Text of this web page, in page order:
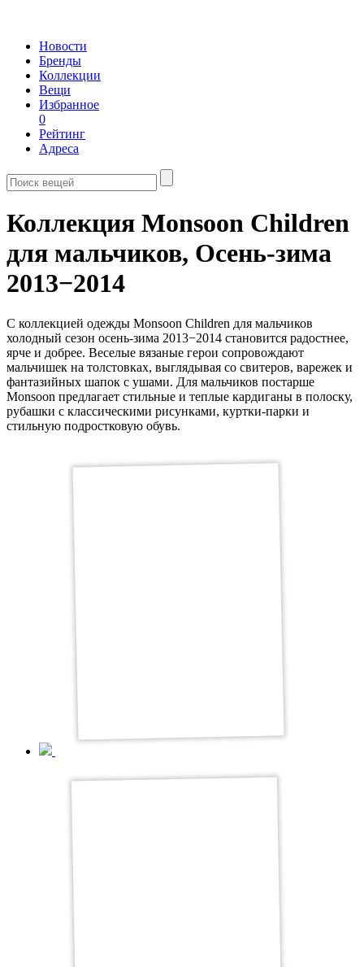
Новости
Бренды
Коллекции
Вещи
Избранное
0
Рейтинг
Адреса
Коллекция Monsoon Children
для мальчиков, Осень-зима
2013−2014
С коллекцией одежды Monsoon Children для мальчиков
холодный сезон осень-зима 2013−2014 становится радостнее,
ярче и добрее. Веселые вязаные герои сопровождают
мальчишек на толстовках, выглядывая со свитеров, варежек и
фантазийных шапок с ушами. Для мальчиков постарше
Monsoon предлагает стильные и теплые кардиганы в полоску,
рубашки с классическими рисунками, куртки-парки и
стильную подростковую обувь.